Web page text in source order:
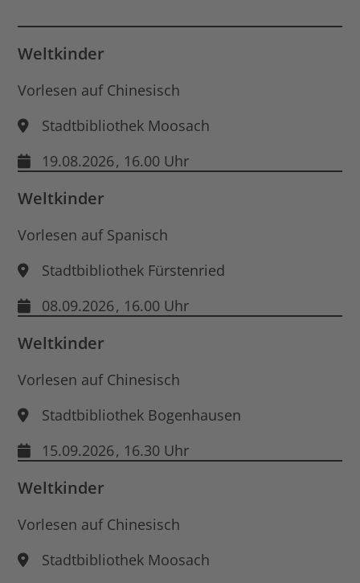
Weltkinder
Vorlesen auf Chinesisch
Stadtbibliothek Moosach
19.08.2026, 16.00 Uhr
Weltkinder
Vorlesen auf Spanisch
Stadtbibliothek Fürstenried
08.09.2026, 16.00 Uhr
Weltkinder
Vorlesen auf Chinesisch
Stadtbibliothek Bogenhausen
15.09.2026, 16.30 Uhr
Weltkinder
Vorlesen auf Chinesisch
Stadtbibliothek Moosach